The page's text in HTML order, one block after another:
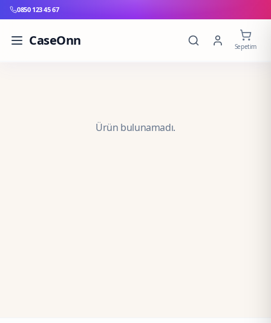
0850 123 45 67
CaseOnn Sepetim
Ürün bulunamadı.